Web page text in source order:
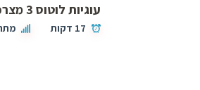
עוגיות לוטוס 3 מצרכים
17 דקות